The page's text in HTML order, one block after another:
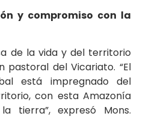
y compromiso con la
de la vida y del territorio
pastoral del Vicariato. “El
está impregnado del
con esta Amazonía
tierra”, expresó Mons.